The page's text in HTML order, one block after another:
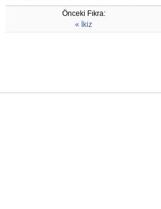
Beğenmekten vazgeç
Beğenmemekten vazgeç
Önceki Fıkra:
« İkiz